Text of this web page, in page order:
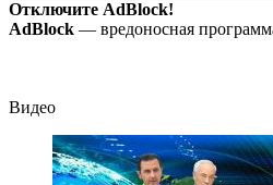
Отключите AdBlock!
AdBlock — вредоносная
Видео